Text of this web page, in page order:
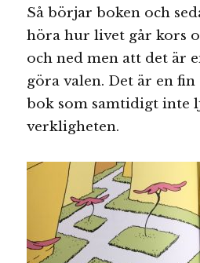
Så börjar boken och
höra hur livet går kors
och ned men att det är
göra valen. Det är en
bok som samtidigt inte
verkligheten.